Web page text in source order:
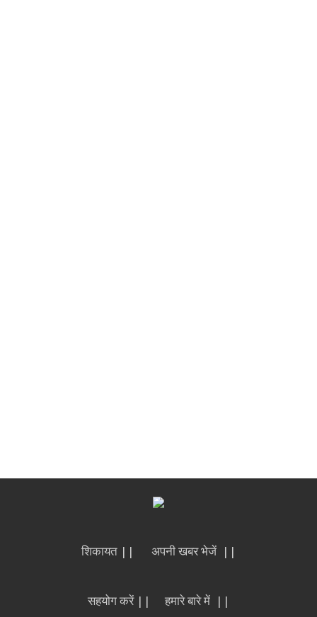
शिकायत || अपनी खबर भेजें ||
सहयोग करें || हमारे बारे में ||